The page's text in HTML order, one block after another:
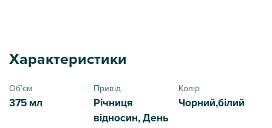
Характеристики
Обʼєм
375 мл
Привід
Річниця
відносин, День
Колір
Чорний,білий